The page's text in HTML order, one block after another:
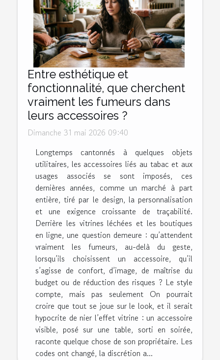
Entre esthétique et
fonctionnalité, que cherchent
vraiment les fumeurs dans
leurs accessoires ?
Dimanche 31 mai 2026 09:40
Longtemps cantonnés à quelques objets
utilitaires, les accessoires liés au tabac et aux
usages associés se sont imposés, ces
dernières années, comme un marché à part
entière, tiré par le design, la personnalisation
et une exigence croissante de traçabilité.
Derrière les vitrines léchées et les boutiques
en ligne, une question demeure : qu’attendent
vraiment les fumeurs, au-delà du geste,
lorsqu’ils choisissent un accessoire, qu’il
s’agisse de confort, d’image, de maîtrise du
budget ou de réduction des risques ? Le style
compte, mais pas seulement On pourrait
croire que tout se joue sur le look, et il serait
hypocrite de nier l’effet vitrine : un accessoire
visible, posé sur une table, sorti en soirée,
raconte quelque chose de son propriétaire. Les
codes ont changé, la discrétion a...